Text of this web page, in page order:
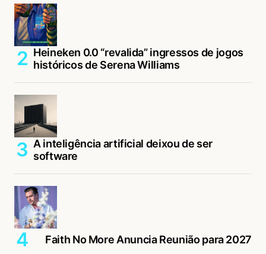
Heineken 0.0 “revalida” ingressos de jogos
históricos de Serena Williams
A inteligência artificial deixou de ser
software
Faith No More Anuncia Reunião para 2027